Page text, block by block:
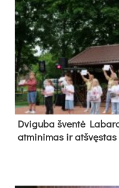
Dvi­gu­ba šven­tė
at­mi­ni­mas ir at­švęs­tas